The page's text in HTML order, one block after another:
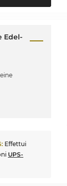
Edel-
: Effettui
UPS-